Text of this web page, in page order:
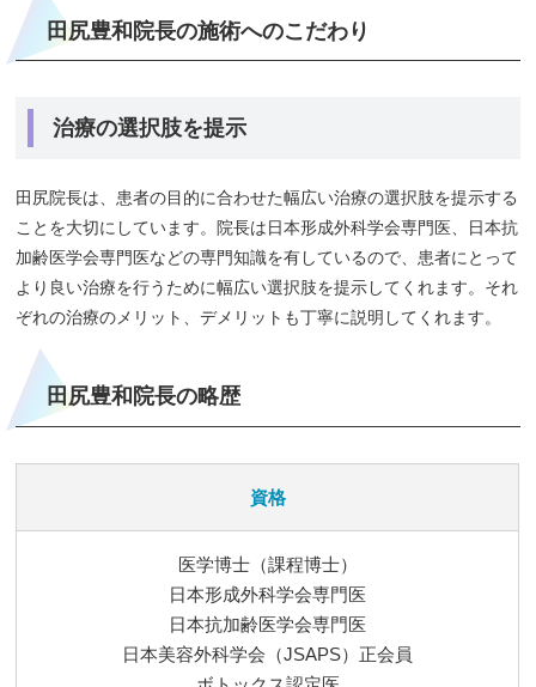
田尻豊和院長の施術へのこだわり
治療の選択肢を提示
田尻院長は、患者の目的に合わせた幅広い治療の選択肢を提示する
ことを大切にしています。院長は日本形成外科学会専門医、日本抗
加齢医学会専門医などの専門知識を有しているので、患者にとって
より良い治療を行うために幅広い選択肢を提示してくれます。それ
ぞれの治療のメリット、デメリットも丁寧に説明してくれます。
田尻豊和院長の略歴
資格
医学博士（課程博士）
日本形成外科学会専門医
日本抗加齢医学会専門医
日本美容外科学会（JSAPS）正会員